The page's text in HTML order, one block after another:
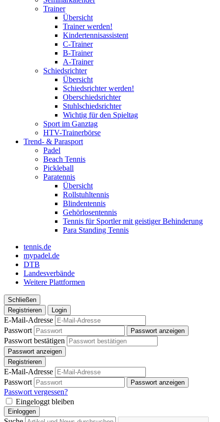
Trainer
Übersicht
Trainer werden!
Kindertennisassistent
C-Trainer
B-Trainer
A-Trainer
Schiedsrichter
Übersicht
Schiedsrichter werden!
Oberschiedsrichter
Stuhlschiedsrichter
Wichtig für den Spieltag
Sport im Ganztag
HTV-Trainerbörse
Trend- & Parasport
Padel
Beach Tennis
Pickleball
Paratennis
Übersicht
Rollstuhltennis
Blindentennis
Gehörlosentennis
Tennis für Sportler mit geistiger Behinderung
Para Standing Tennis
tennis.de
mypadel.de
DTB
Landesverbände
Weitere Plattformen
Schließen
Registrieren
Login
E-Mail-Adresse
Passwort
Passwort anzeigen
Passwort bestätigen
Passwort anzeigen
Registrieren
E-Mail-Adresse
Passwort
Passwort anzeigen
Passwort vergessen?
Eingeloggt bleiben
Einloggen